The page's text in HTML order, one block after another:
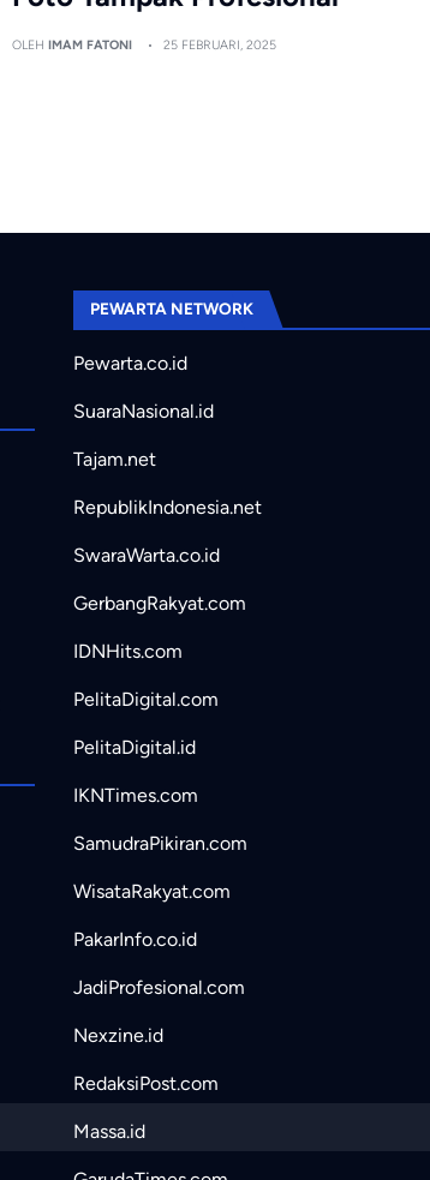
OLEH IMAM FATONI 25 FEBRUARI, 2025
PEWARTA NETWORK
Pewarta.co.id
SuaraNasional.id
Tajam.net
RepublikIndonesia.net
SwaraWarta.co.id
GerbangRakyat.com
IDNHits.com
PelitaDigital.com
PelitaDigital.id
IKNTimes.com
SamudraPikiran.com
WisataRakyat.com
PakarInfo.co.id
JadiProfesional.com
Nexzine.id
RedaksiPost.com
Massa.id